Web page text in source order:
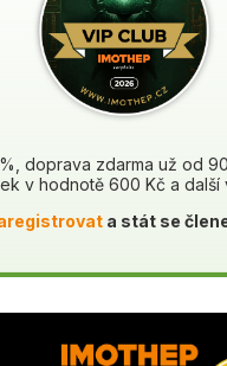
doprava zdarma už od
v hodnotě 600 Kč a další
a stát se